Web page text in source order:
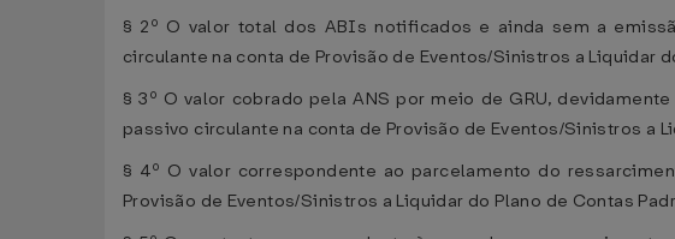
§ 2º O valor total dos ABIs notificados e ainda sem a
circulante na conta de Provisão de Eventos/Sinistros a Liquidar
§ 3º O valor cobrado pela ANS por meio de GRU,
passivo circulante na conta de Provisão de Eventos/Sinistros a
§ 4º O valor correspondente ao parcelamento do
Provisão de Eventos/Sinistros a Liquidar do Plano de Contas